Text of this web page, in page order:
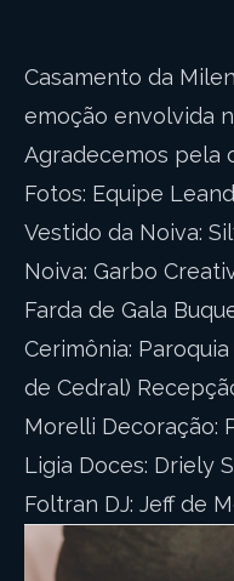
Casamento da
emoção envolvida
Agradecemos pela
Fotos: Equipe
Vestido da Noiva:
Noiva: Garbo
Farda de Gala
Cerimônia:
de Cedral)
Morelli Decoração:
Ligia Doces: Driely
Foltran DJ: Jeff de